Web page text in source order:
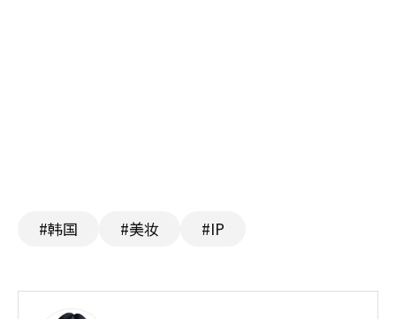
#韩国 #美妆 #IP